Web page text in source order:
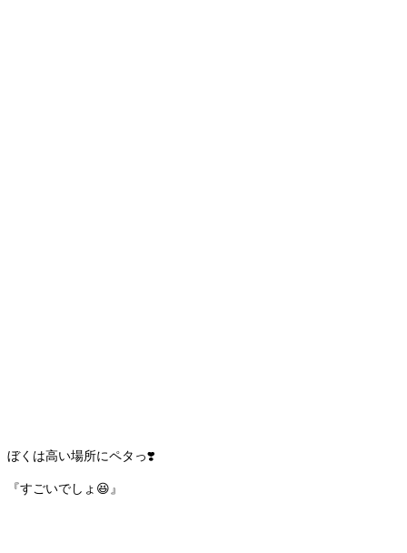
ぼくは高い場所にペタっ❣️
『すごいでしょ😆』